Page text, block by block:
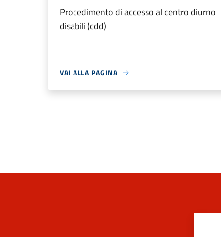
Procedimento di accesso al centro diurno
disabili (cdd)
VAI ALLA PAGINA